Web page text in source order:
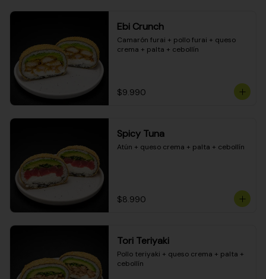
Ebi Crunch
Camarón furai + pollo furai + queso
crema + palta + cebollín
$9.990
Spicy Tuna
Atún + queso crema + palta + cebollín
$8.990
Tori Teriyaki
Pollo teriyaki + queso crema + palta +
cebollín